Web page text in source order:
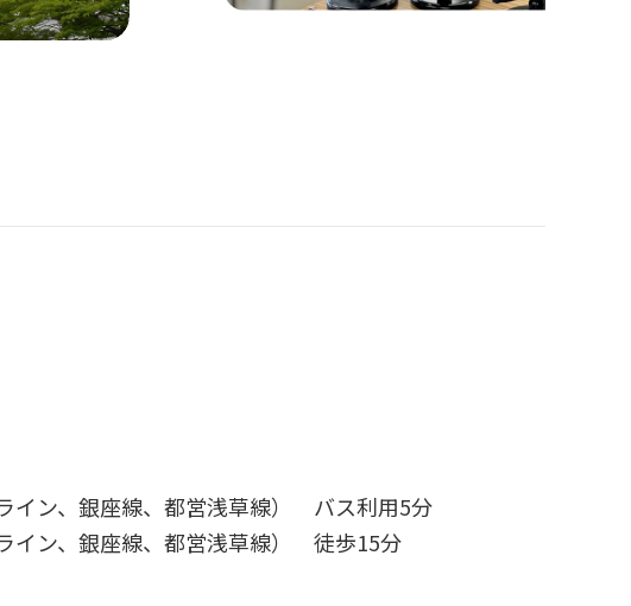
イン、銀座線、都営浅草線） バス利用5分
イン、銀座線、都営浅草線） 徒歩15分